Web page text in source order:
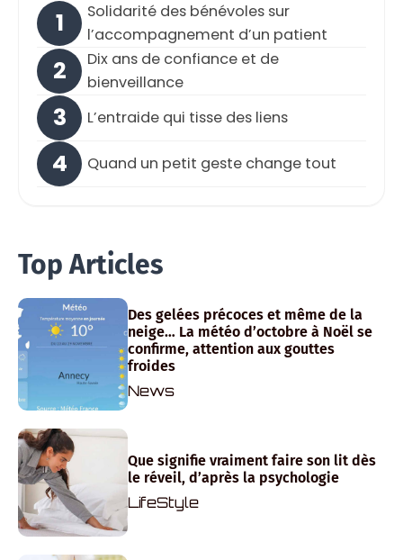
Solidarité des bénévoles sur
l’accompagnement d’un patient
Dix ans de confiance et de
bienveillance
L’entraide qui tisse des liens
Quand un petit geste change tout
Top Articles
Des gelées précoces et même de la
neige… La météo d’octobre à Noël se
confirme, attention aux gouttes
froides
News
Que signifie vraiment faire son lit dès
le réveil, d’après la psychologie
LifeStyle